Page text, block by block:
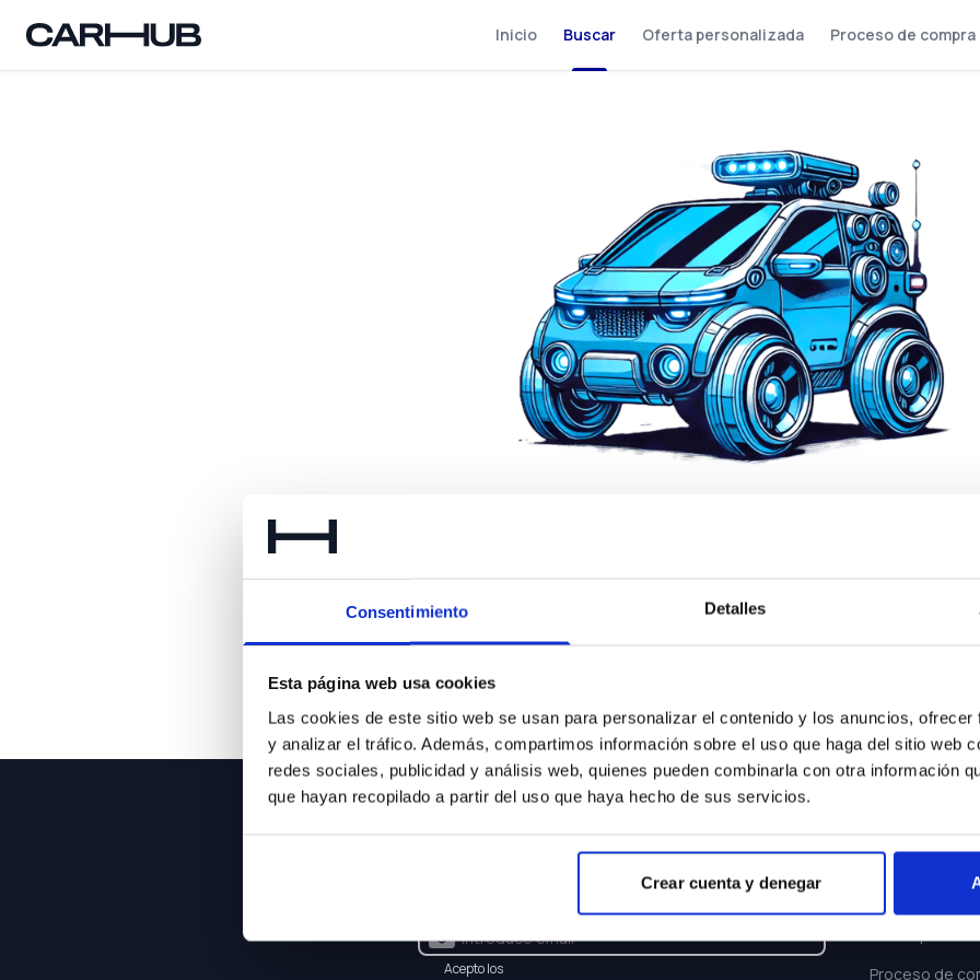
Consentimiento Detalles
Esta página web usa cookies
Las cookies de este sitio web se usan para personalizar el contenido y los anuncios,
y analizar el tráfico. Además, compartimos información sobre el uso que haga del sitio web
redes sociales, publicidad y análisis web, quienes pueden combinarla con otra información
que hayan recopilado a partir del uso que haya hecho de sus servicios.
Crear cuenta y denegar
Carhub Inicio Buscar Oferta personalizada Proceso de compra
Suscríbete y recibe las últimas novedades y ofertas.
Acepto los
ENLACES
Proceso de